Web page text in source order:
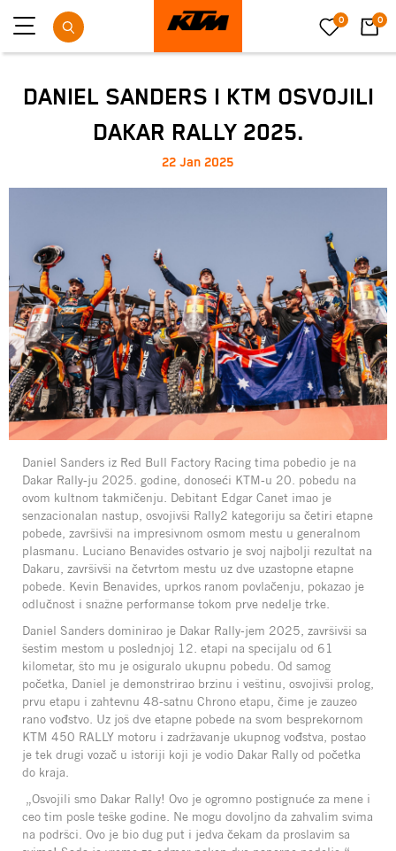
0
0
DANIEL SANDERS I KTM OSVOJILI
DAKAR RALLY 2025.
22 Jan 2025
Daniel Sanders iz Red Bull Factory Racing tima pobedio je na
Dakar Rally-ju 2025. godine, donoseći KTM-u 20. pobedu na
ovom kultnom takmičenju. Debitant Edgar Canet imao je
senzacionalan nastup, osvojivši Rally2 kategoriju sa četiri etapne
pobede, završivši na impresivnom osmom mestu u generalnom
plasmanu. Luciano Benavides ostvario je svoj najbolji rezultat na
Dakaru, završivši na četvrtom mestu uz dve uzastopne etapne
pobede. Kevin Benavides, uprkos ranom povlačenju, pokazao je
odlučnost i snažne performanse tokom prve nedelje trke.
Daniel Sanders dominirao je Dakar Rally-jem 2025, završivši sa
šestim mestom u poslednjoj 12. etapi na specijalu od 61
kilometar, što mu je osiguralo ukupnu pobedu. Od samog
početka, Daniel je demonstrirao brzinu i veštinu, osvojivši prolog,
prvu etapu i zahtevnu 48-satnu Chrono etapu, čime je zauzeo
rano vođstvo. Uz još dve etapne pobede na svom besprekornom
KTM 450 RALLY motoru i zadržavanje ukupnog vođstva, postao
je tek drugi vozač u istoriji koji je vodio Dakar Rally od početka
do kraja.
„Osvojili smo Dakar Rally! Ovo je ogromno postignuće za mene i
ceo tim posle teške godine. Ne mogu dovoljno da zahvalim svima
na podršci. Ovo je bio dug put i jedva čekam da proslavim sa